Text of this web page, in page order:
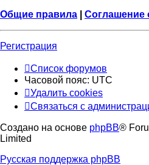
Общие правила
Соглашение
Регистрация
Список форумов
Часовой пояс: UTC
Удалить cookies
Связаться с
Создано на основе phpBB®
Limited
Русская поддержка phpBB